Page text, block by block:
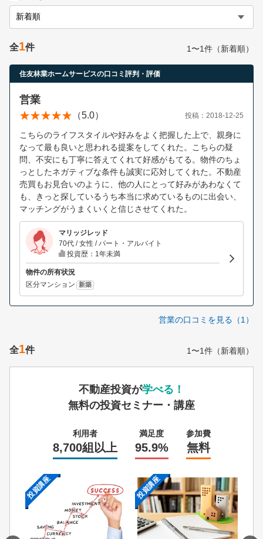
全1件 1〜1件（新着順）
住友林業ホームサービスの口コミ評判・評価
営業
（5.0） 投稿：2018-12-25
こちらのライフスタイルや好みをよく把握した上で、親身に
なって最も良いと思われる提案をしてくれた。こちらの疑
問、不安にも丁寧に答えてくれて好感がもてる。物件のちょ
っとしたネガティブな条件も誠実に応対してくれた。不動産
売買もお見合いのように、他の人にとって好みがあわなくて
も、きっと探しているうち本当に求めているものに出会い、
マッチングがうまくいくと信じさせてくれた。
マリッジレッド
70代 / 女性 / パート・アルバイト
投資歴：1年未満
物件の所有状況
区分マンション 新築
営業の口コミを見る（1）
全1件 1〜1件（新着順）
不動産投資が学べる！
無料の投資セミナー・講座
利用者
8,700組以上
満足度
95.9%
参加費
無料
投資講座 投資講座